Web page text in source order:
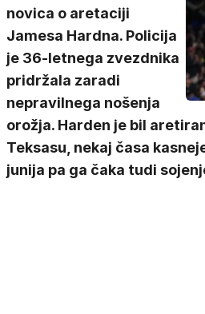
novica o aretaciji
Jamesa Hardna. Policija
je 36-letnega zvezdnika
pridržala zaradi
nepravilnega nošenja
orožja. Harden je bil
Teksasu, nekaj časa
junija pa ga čaka tudi